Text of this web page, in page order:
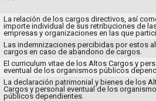
La relación de los cargos directivos, así
importe individual de sus retribuciones de
empresas y organizaciones en las que
Las indemnizaciones percibidas por estos
cargos en caso de abandono de cargos.
El curriculum vitae de los Altos Cargos y
eventual de los organismos públicos
La declaración patrimonial y bienes de los
Cargos y personal eventual de los
públicos dependientes.